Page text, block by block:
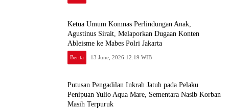
Ketua Umum Komnas Perlindungan Anak,
Agustinus Sirait, Melaporkan Dugaan Konten
Ableisme ke Mabes Polri Jakarta
Berita 13 June, 2026 12:19 WIB
Putusan Pengadilan Inkrah Jatuh pada Pelaku
Penipuan Yulio Aqua Mare, Sementara Nasib Korban
Masih Terpuruk